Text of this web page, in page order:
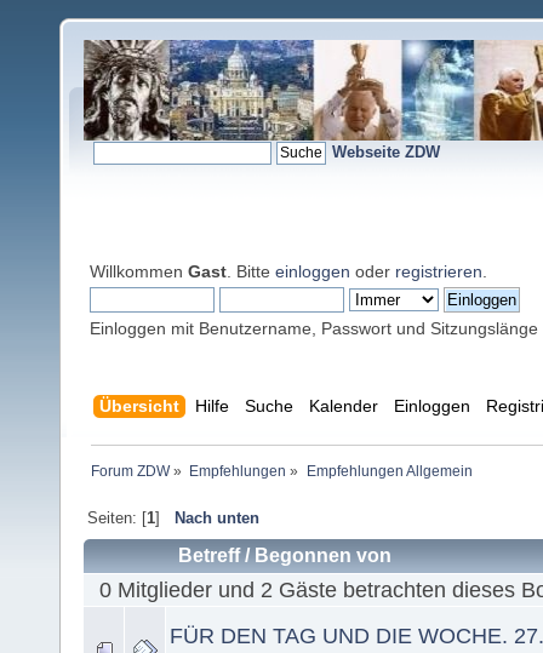
Webseite ZDW
Willkommen Gast . Bitte einloggen oder registrieren
Einloggen mit Benutzername, Passwort und Sitzungslänge
Übersicht Hilfe Suche Kalender Einloggen
Forum ZDW» Empfehlungen » Empfehlungen Allgemein
Seiten: [1] Nach unten
Betreff/ Begonnen von
0 Mitglieder und 2 Gäste betrachten dieses
FÜR DEN TAG UND DIE WOCHE.